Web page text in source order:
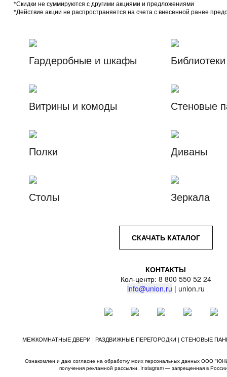
*Скидки не суммируются с другими акциями и предложениями
*Действие акции не распространяется на счета с внесенной ранее
Гардеробные и шкафы
Витрины и комоды Стеновые
Полки Диваны
Столы Зеркала
СКАЧАТЬ КАТАЛОГ
КОНТАКТЫ
Кол-центр: 8 800 550 52 24
info@union.ru | union.ru
МЕЖКОМНАТНЫЕ ДВЕРИ | РАЗДВИЖНЫЕ ПЕРЕГОРОДКИ | СТЕНОВЫЕ
Ознакомлен и даю согласие на обработку моих персональных данных ООО
получения рекламной рассылки. Instagram — запрещенная в